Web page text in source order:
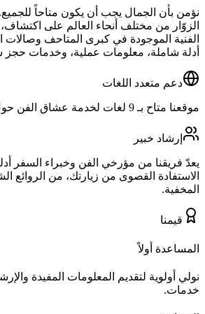
نؤمن بأن الجمال يجب أن يكون متاحاً
الزوّار من مختلف أنحاء العالم على اكتشاف،
الفنية الموجودة في كبرى المتاحف
أدلة شاملة، معلومات عملية، وخدمات
دعم متعدد اللغات
موقعنا متاح بـ 9 لغات لخدمة عشاق الفن حول العالم.
إرشاد خبير
يعدّ فريقنا من مؤرخي الفن وخبراء السفر
الاستفادة القصوى من زيارتك، من الروائع
المخفية.
قيمنا
المساعدة أولاً
نولي أولوية لتقديم المعلومات المفيدة
خدمات.